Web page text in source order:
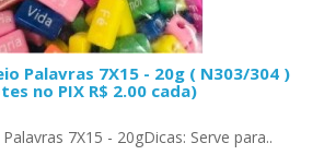
Palavras 7X15 - 20g ( N303/304 )
no PIX R$ 2.00 cada)
7X15 - 20gDicas: Serve para..